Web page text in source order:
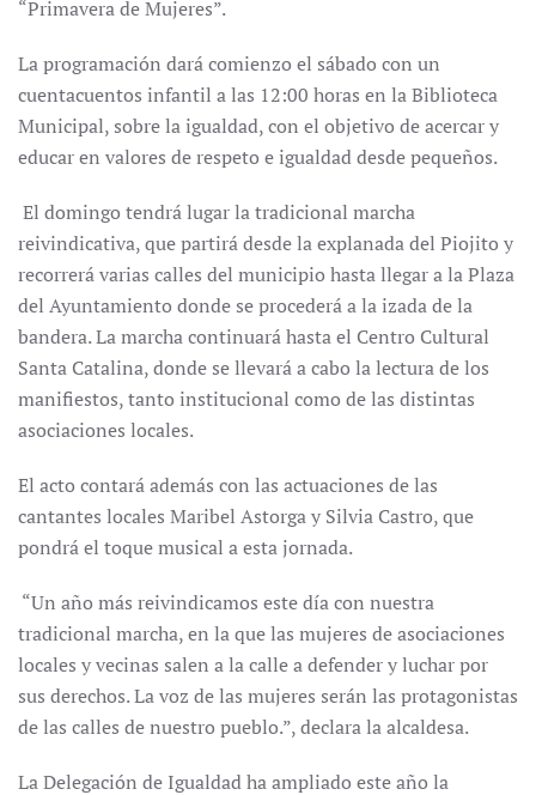
“Primavera de Mujeres”.
La programación dará comienzo el sábado con un
cuentacuentos infantil a las 12:00 horas en la Biblioteca
Municipal, sobre la igualdad, con el objetivo de acercar y
educar en valores de respeto e igualdad desde pequeños.
El domingo tendrá lugar la tradicional marcha
reivindicativa, que partirá desde la explanada del Piojito y
recorrerá varias calles del municipio hasta llegar a la Plaza
del Ayuntamiento donde se procederá a la izada de la
bandera. La marcha continuará hasta el Centro Cultural
Santa Catalina, donde se llevará a cabo la lectura de los
manifiestos, tanto institucional como de las distintas
asociaciones locales.
El acto contará además con las actuaciones de las
cantantes locales Maribel Astorga y Silvia Castro, que
pondrá el toque musical a esta jornada.
“Un año más reivindicamos este día con nuestra
tradicional marcha, en la que las mujeres de asociaciones
locales y vecinas salen a la calle a defender y luchar por
sus derechos. La voz de las mujeres serán las protagonistas
de las calles de nuestro pueblo.”, declara la alcaldesa.
La Delegación de Igualdad ha ampliado este año la